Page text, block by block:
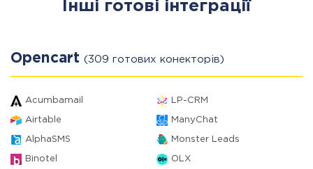
Інші готові інтеграції
Opencart (309 готових конекторів)
Acumbamail LP-CRM
Airtable ManyChat
AlphaSMS Monster Leads
Binotel OLX